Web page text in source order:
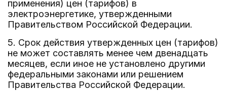
применения) цен (тарифов) в
электроэнергетике, утвержденными
Правительством Российской Федерации.
5. Срок действия утвержденных цен (тарифов)
не может составлять менее чем двенадцать
месяцев, если иное не установлено другими
федеральными законами или решением
Правительства Российской Федерации.